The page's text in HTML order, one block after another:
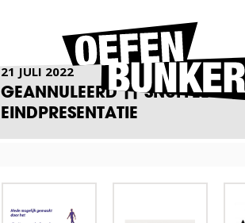
21 JULI 2022
GEANNULEERD || SNUFFEL LAB
EINDPRESENTATIE